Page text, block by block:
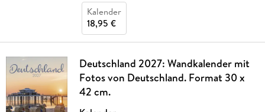
Kalender
18,95 €
Deutschland 2027: Wandkalender mit
Fotos von Deutschland. Format 30 x
42 cm.